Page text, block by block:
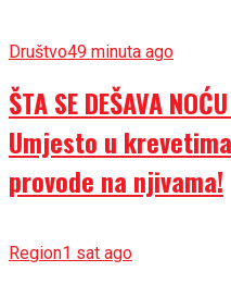
Društvo49 minuta ago
ŠTA SE DEŠAVA
Umjesto u
provode na njivama!
Region1 sat ago